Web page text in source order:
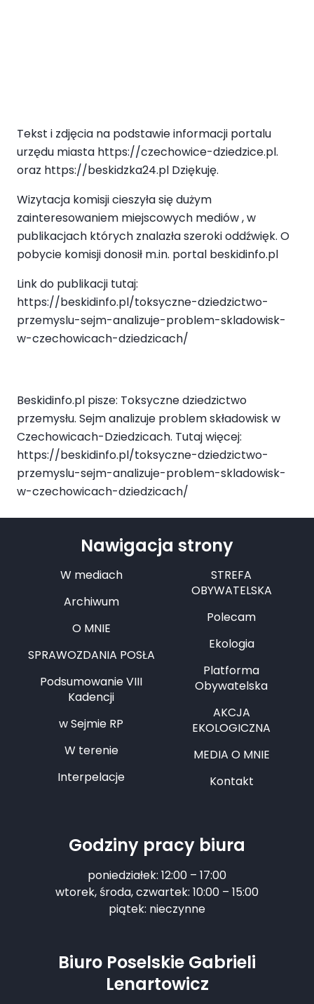
Tekst i zdjęcia na podstawie informacji portalu
urzędu miasta https://czechowice-dziedzice.pl.
oraz https://beskidzka24.pl Dziękuję.
Wizytacja komisji cieszyła się dużym
zainteresowaniem miejscowych mediów , w
publikacjach których znalazła szeroki oddźwięk. O
pobycie komisji donosił m.in. portal beskidinfo.pl
Link do publikacji tutaj:
https://beskidinfo.pl/toksyczne-dziedzictwo-
przemyslu-sejm-analizuje-problem-skladowisk-
w-czechowicach-dziedzicach/
Beskidinfo.pl pisze: Toksyczne dziedzictwo
przemysłu. Sejm analizuje problem składowisk w
Czechowicach-Dziedzicach. Tutaj więcej:
https://beskidinfo.pl/toksyczne-dziedzictwo-
przemyslu-sejm-analizuje-problem-skladowisk-
w-czechowicach-dziedzicach/
Nawigacja strony
W mediach
Archiwum
O MNIE
SPRAWOZDANIA POSŁA
Podsumowanie VIII
Kadencji
w Sejmie RP
W terenie
Interpelacje
STREFA
OBYWATELSKA
Polecam
Ekologia
Platforma
Obywatelska
AKCJA
EKOLOGICZNA
MEDIA O MNIE
Kontakt
Godziny pracy biura
poniedziałek: 12:00 – 17:00
wtorek, środa, czwartek: 10:00 – 15:00
piątek: nieczynne
Biuro Poselskie Gabrieli
Lenartowicz